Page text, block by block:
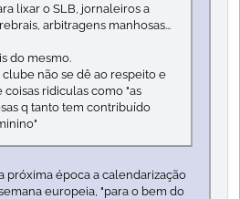
lixar o SLB, jornaleiros a
arbitragens manhosas...
do mesmo.
clube não se dê ao respeito e
coisas ridiculas como "as
q tanto tem contribuído
próxima época a calendarização
europeia, "para o bem do